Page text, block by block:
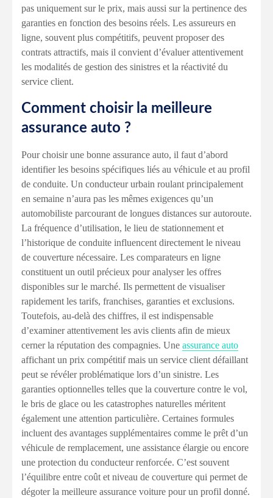
pas uniquement sur le prix, mais aussi sur la pertinence des
garanties en fonction des besoins réels. Les assureurs en
ligne, souvent plus compétitifs, peuvent proposer des
contrats attractifs, mais il convient d’évaluer attentivement
les modalités de gestion des sinistres et la réactivité du
service client.
Comment choisir la meilleure
assurance auto ?
Pour choisir une bonne assurance auto, il faut d’abord
identifier les besoins spécifiques liés au véhicule et au profil
de conduite. Un conducteur urbain roulant principalement
en semaine n’aura pas les mêmes exigences qu’un
automobiliste parcourant de longues distances sur autoroute.
La fréquence d’utilisation, le lieu de stationnement et
l’historique de conduite influencent directement le niveau
de couverture nécessaire. Les comparateurs en ligne
constituent un outil précieux pour analyser les offres
disponibles sur le marché. Ils permettent de visualiser
rapidement les tarifs, franchises, garanties et exclusions.
Toutefois, au-delà des chiffres, il est indispensable
d’examiner attentivement les avis clients afin de mieux
cerner la réputation des compagnies. Une assurance auto
affichant un prix compétitif mais un service client défaillant
peut se révéler problématique lors d’un sinistre. Les
garanties optionnelles telles que la couverture contre le vol,
le bris de glace ou les catastrophes naturelles méritent
également une attention particulière. Certaines formules
incluent des avantages supplémentaires comme le prêt d’un
véhicule de remplacement, une assistance élargie ou encore
une protection du conducteur renforcée. C’est souvent
l’équilibre entre coût et niveau de couverture qui permet de
dégoter la meilleure assurance voiture pour un profil donné.